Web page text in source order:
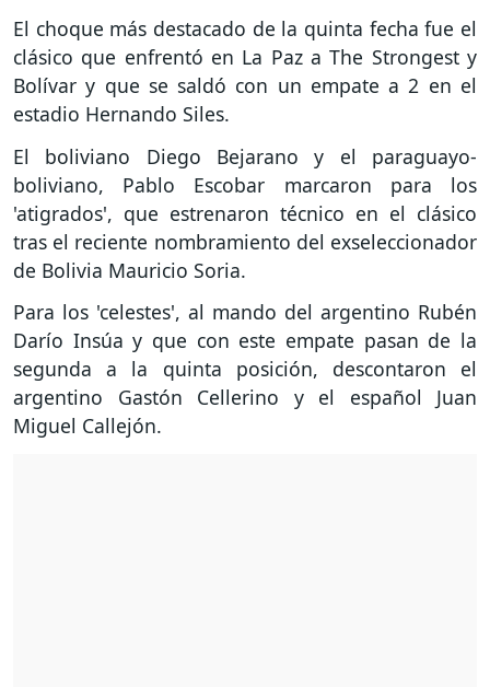
El choque más destacado de la quinta fecha fue el
clásico que enfrentó en La Paz a The Strongest y
Bolívar y que se saldó con un empate a 2 en el
estadio Hernando Siles.
El boliviano Diego Bejarano y el paraguayo-
boliviano, Pablo Escobar marcaron para los
'atigrados', que estrenaron técnico en el clásico
tras el reciente nombramiento del exseleccionador
de Bolivia Mauricio Soria.
Para los 'celestes', al mando del argentino Rubén
Darío Insúa y que con este empate pasan de la
segunda a la quinta posición, descontaron el
argentino Gastón Cellerino y el español Juan
Miguel Callejón.